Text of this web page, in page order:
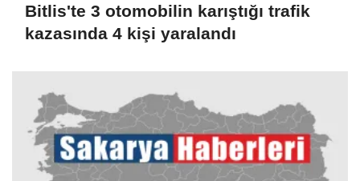
Bitlis'te 3 otomobilin karıştığı trafik
kazasında 4 kişi yaralandı